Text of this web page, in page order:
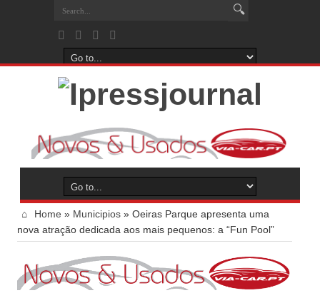
Home » Municipios » Oeiras Parque apresenta uma
nova atração dedicada aos mais pequenos: a “Fun Pool”